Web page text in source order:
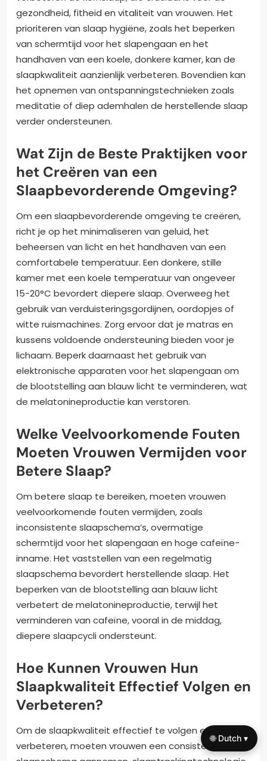
gezondheid, fitheid en vitaliteit van vrouwen. Het
prioriteren van slaap hygiëne, zoals het beperken
van schermtijd voor het slapengaan en het
handhaven van een koele, donkere kamer, kan de
slaapkwaliteit aanzienlijk verbeteren. Bovendien kan
het opnemen van ontspanningstechnieken zoals
meditatie of diep ademhalen de herstellende slaap
verder ondersteunen.
Wat Zijn de Beste Praktijken voor
het Creëren van een
Slaapbevorderende Omgeving?
Om een slaapbevorderende omgeving te creëren,
richt je op het minimaliseren van geluid, het
beheersen van licht en het handhaven van een
comfortabele temperatuur. Een donkere, stille
kamer met een koele temperatuur van ongeveer
15-20°C bevordert diepere slaap. Overweeg het
gebruik van verduisteringsgordijnen, oordopjes of
witte ruismachines. Zorg ervoor dat je matras en
kussens voldoende ondersteuning bieden voor je
lichaam. Beperk daarnaast het gebruik van
elektronische apparaten voor het slapengaan om
de blootstelling aan blauw licht te verminderen, wat
de melatonineproductie kan verstoren.
Welke Veelvoorkomende Fouten
Moeten Vrouwen Vermijden voor
Betere Slaap?
Om betere slaap te bereiken, moeten vrouwen
veelvoorkomende fouten vermijden, zoals
inconsistente slaapschema’s, overmatige
schermtijd voor het slapengaan en hoge cafeïne-
inname. Het vaststellen van een regelmatig
slaapschema bevordert herstellende slaap. Het
beperken van de blootstelling aan blauw licht
verbetert de melatonineproductie, terwijl het
verminderen van cafeïne, vooral in de middag,
diepere slaapcycli ondersteunt.
Hoe Kunnen Vrouwen Hun
Slaapkwaliteit Effectief Volgen en
Verbeteren?
Om de slaapkwaliteit effectief te volgen en te
verbeteren, moeten vrouwen een consistent
🌐 Dutch ▾